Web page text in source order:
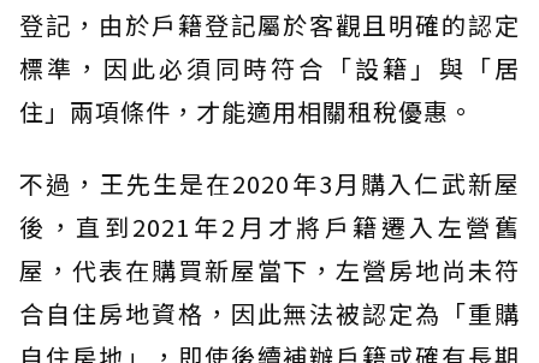
登記，由於戶籍登記屬於客觀且明確的認定
標準，因此必須同時符合「設籍」與「居
住」兩項條件，才能適用相關租稅優惠。
不過，王先生是在2020年3月購入仁武新屋
後，直到2021年2月才將戶籍遷入左營舊
屋，代表在購買新屋當下，左營房地尚未符
合自住房地資格，因此無法被認定為「重購